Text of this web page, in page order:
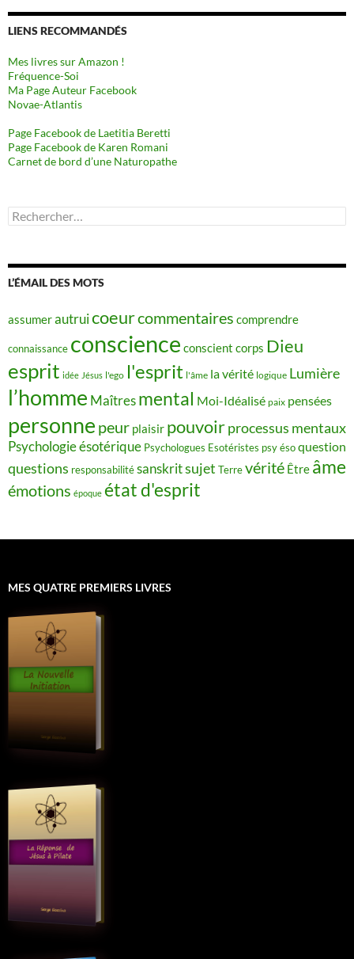
LIENS RECOMMANDÉS
Mes livres sur Amazon !
Fréquence-Soi
Ma Page Auteur Facebook
Novae-Atlantis
Page Facebook de Laetitia Beretti
Page Facebook de Karen Romani
Carnet de bord d’une Naturopathe
Rechercher :
L’ÉMAIL DES MOTS
assumerautruicoeurcommentaires comprendre
connaissance conscience conscient corps Dieu
esprit idée Jésus l'ego l'esprit l'âme la vérité logique Lumière
l’homme Maîtres mental Moi-Idéalisé paix pensées
personne peur plaisir pouvoirprocessus mentaux
Psychologie ésotérique Psychologues Esotéristes psy ésoquestion
questions responsabilitésanskritsujet Terrevérité Être âme
émotions époque état d'esprit
MES QUATRE PREMIERS LIVRES